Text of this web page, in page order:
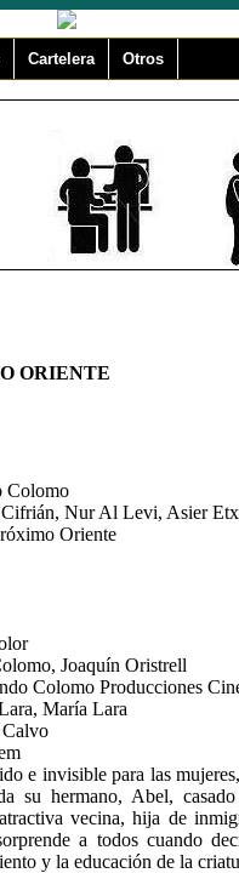
Cartelera Otros
ORIENTE
Colomo
Nur Al Levi, Asier
Oriente
Joaquín Oristrell
Colomo Producciones
María Lara
e invisible para las
su hermano, Abel,
vecina, hija de
a todos cuando
y la educación de la